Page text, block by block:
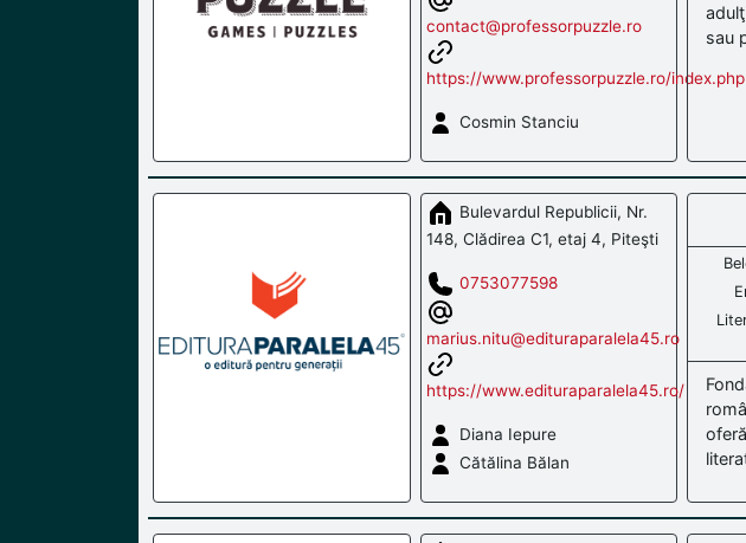
contact@professorpuzzle.ro
https://www.professorpuzzle.ro/index.php
Cosmin Stanciu
sau
Bulevardul Republicii, Nr.
148, Clădirea C1, etaj 4, Piteşti
0753077598
marius.nitu@edituraparalela45.ro
https://www.edituraparalela45.ro/
Diana Iepure
Cătălina Bălan